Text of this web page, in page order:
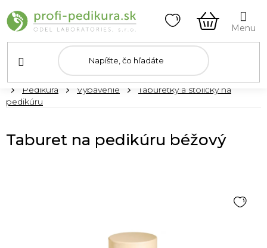
na
obsah
KOŠÍK
DomovPedikúra Vybavenie
Taburetky a stoličky na
pedikúru
Taburet na pedikúru béžový